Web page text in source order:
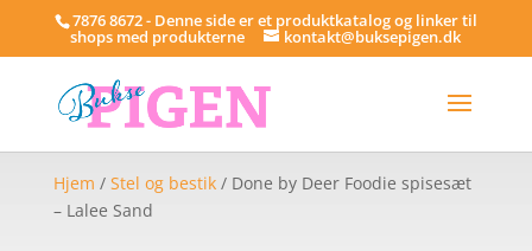
7876 8672 - Denne side er et produktkatalog og linker til
shops med produkterne kontakt@buksepigen.dk
Hjem / Stel og bestik/ Done by Deer Foodie spisesæt
– Lalee Sand